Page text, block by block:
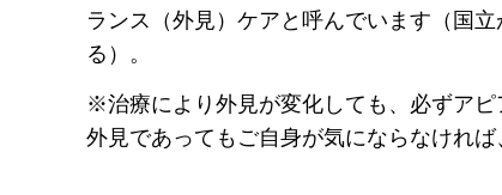
ランス（外見）ケアと呼んでいます（国
る）。
※治療により外見が変化しても、必ずア
外見であってもご自身が気にならなけれ